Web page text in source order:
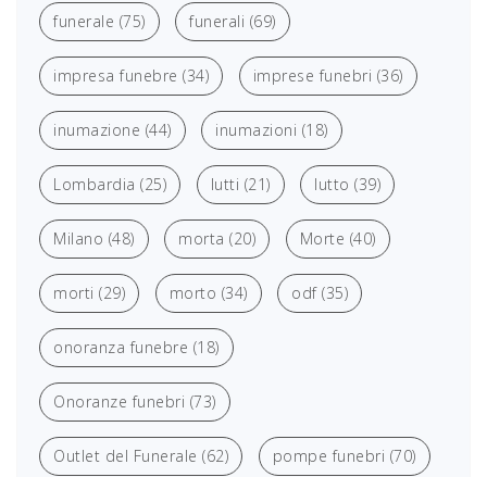
funerale (75) funerali (69)
impresa funebre (34) imprese funebri (36)
inumazione (44) inumazioni (18)
Lombardia (25) lutti (21) lutto (39)
Milano (48) morta (20) Morte (40)
morti (29) morto (34) odf(35)
onoranza funebre (18)
Onoranze funebri (73)
Outlet del Funerale (62) pompe funebri (70)